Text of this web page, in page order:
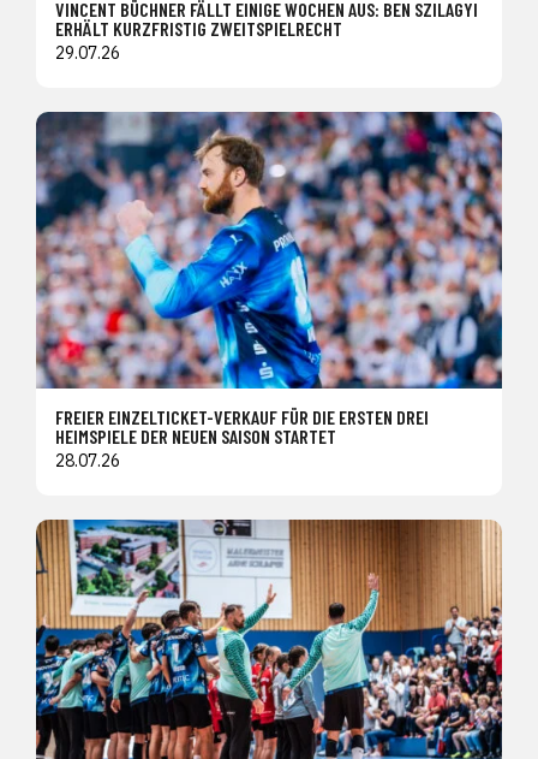
VINCENT BÜCHNER FÄLLT EINIGE WOCHEN AUS: BEN SZILAGYI
ERHÄLT KURZFRISTIG ZWEITSPIELRECHT
29.07.26
FREIER EINZELTICKET-VERKAUF FÜR DIE ERSTEN DREI
HEIMSPIELE DER NEUEN SAISON STARTET
28.07.26